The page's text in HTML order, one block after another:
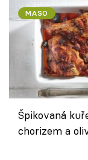
MASO
Špikovaná
chorizem a